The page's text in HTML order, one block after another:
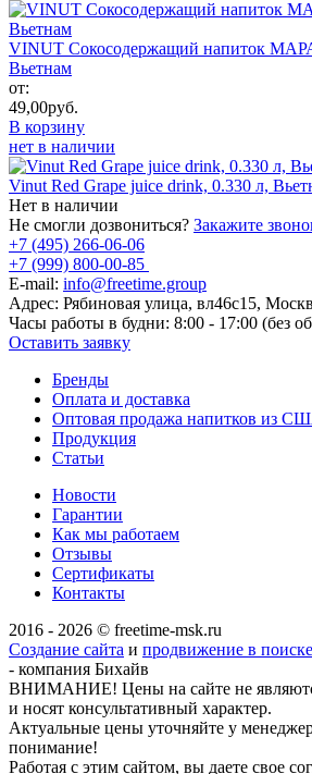
VINUT Сокосодержащий напиток
Вьетнам
от:
49,00руб.
В корзину
нет в наличии
Vinut Red Grape juice drink, 0.330 л,
Нет в наличии
Не смогли дозвониться? Закажите
+7 (495) 266-06-06
+7 (999) 800-00-85
E-mail: info@freetime.group
Адрес: Рябиновая улица, вл46с15,
Часы работы в будни: 8:00 - 17:00 (без
Оставить заявку
Бренды
Оплата и доставка
Оптовая продажа напитков из
Продукция
Статьи
Новости
Гарантии
Как мы работаем
Отзывы
Сертификаты
Контакты
2016 - 2026 © freetime-msk.ru
Создание сайта и продвижение в поиске
- компания Бихайв
ВНИМАНИЕ! Цены на сайте не
и носят консультативный характер.
Актуальные цены уточняйте у
понимание!
Работая с этим сайтом, вы даете свое